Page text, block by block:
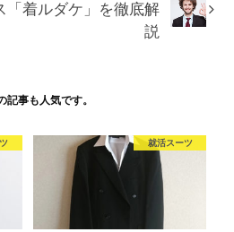
「着ルダケ」を徹底解
説
記事も人気です。
就活スーツ